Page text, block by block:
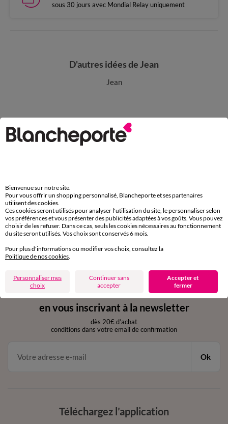
sous 30 jours avec Mondial Relay uniquement
D'autres idées de Jean
Jean
Paiement 100% sécurisé
Payez plus tard ou en plusieurs fois
Retours gratuits
sous 30 jours avec Mondial Relay uniquement
Service clients
par chat et par téléphone
de 8h00 à 20h00 du lundi au samedi
11€ Offerts
en vous inscrivant à la newsletter
dès 20€ d’achat
conditions dans votre email de confirmation
Ok
Téléchargez l’application
Bienvenue sur notre site.
Pour vous offrir un shopping personnalisé, Blancheporte et ses partenaires
utilisent des cookies.
Ces cookies seront utilisés pour analyser l'utilisation du site, le personnaliser selon
vos préférences et vous présenter des publicités adaptées à vos goûts. Vous pouvez
choisir de les refuser. Dans ce cas, seuls les cookies nécessaires au fonctionnement
du site seront utilisés. Vos choix sont conservés 6 mois.
Pour plus d'informations ou modifier vos choix, consultez la
Politique de nos cookies
Personnaliser mes
choix
Continuer sans
accepter
Accepter et
fermer